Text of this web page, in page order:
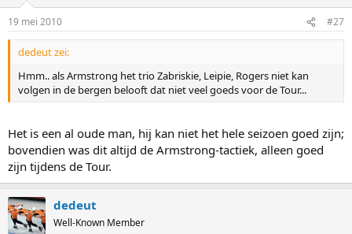
19 mei 2010 #27
dedeut zei:
Hmm.. als Armstrong het trio Zabriskie, Leipie, Rogers niet kan
volgen in de bergen belooft dat niet veel goeds voor de Tour...
Het is een al oude man, hij kan niet het hele seizoen goed zijn;
bovendien was dit altijd de Armstrong-tactiek, alleen goed
zijn tijdens de Tour.
dedeut
Well-Known Member